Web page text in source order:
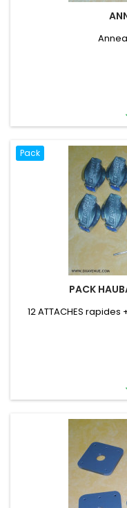
Pack
PACK
12 ATTACHES rapides